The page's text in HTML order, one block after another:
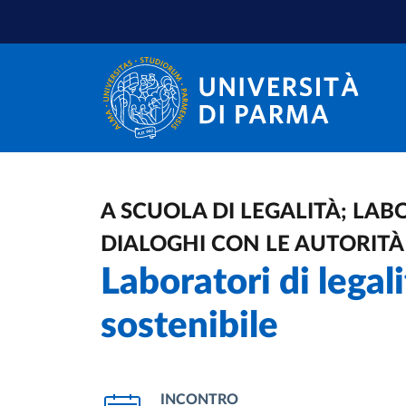
A SCUOLA DI LEGALITÀ;
DIALOGHI CON LE AUTORITÀ
Laboratori di
sostenibile
INCONTRO